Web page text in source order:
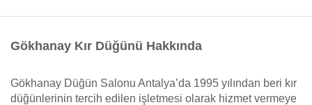
Gökhanay Kır Düğünü Hakkında
Gökhanay Düğün Salonu Antalya’da 1995 yılından beri kır
düğünlerinin tercih edilen işletmesi olarak hizmet vermeye